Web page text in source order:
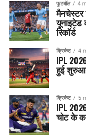
फुटबॉल 4
मैनचेस्टर
यूनाइटेड
रिकॉर्ड
क्रिकेट 4
IPL
हुई
क्रिकेट 5
IPL
चोट के